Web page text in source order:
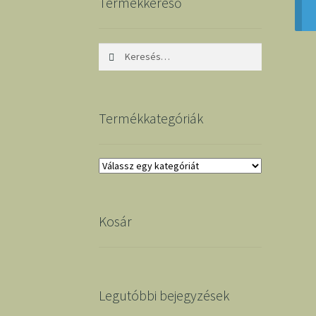
Termékkategóriák
Kosár
Legutóbbi bejegyzések